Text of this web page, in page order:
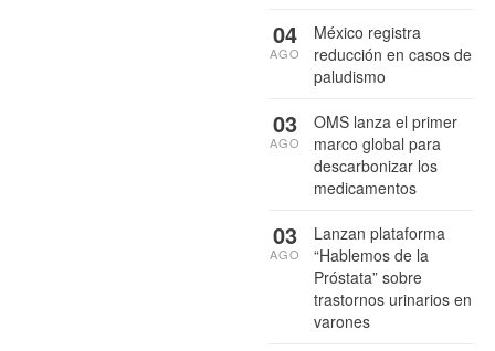
México registra
reducción en casos de
paludismo
04
AGO
OMS lanza el primer
marco global para
descarbonizar los
medicamentos
03
AGO
Lanzan plataforma
“Hablemos de la
Próstata” sobre
trastornos urinarios en
varones
03
AGO